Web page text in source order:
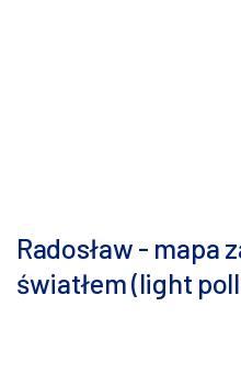
Radosław - mapa
światłem (light